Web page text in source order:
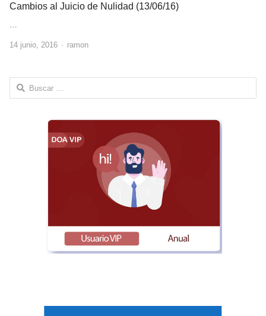
Cambios al Juicio de Nulidad (13/06/16)
…
14 junio, 2016 Author
ramon
Buscar: